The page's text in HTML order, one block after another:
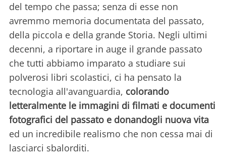
del tempo che passa; senza di esse non
avremmo memoria documentata del passato,
della piccola e della grande Storia. Negli ultimi
decenni, a riportare in auge il grande passato
che tutti abbiamo imparato a studiare sui
polverosi libri scolastici, ci ha pensato la
tecnologia all'avanguardia, colorando
letteralmente le immagini di filmati e documenti
fotografici del passato e donandogli nuova vita
ed un incredibile realismo che non cessa mai di
lasciarci sbalorditi.